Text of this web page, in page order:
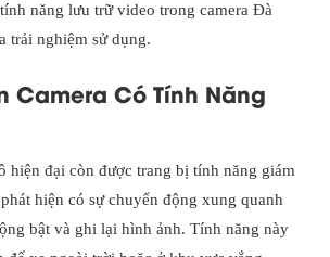
năng lưu trữ video trong camera Đà
trải nghiệm sử dụng.
Camera Có Tính Năng
hiện đại còn được trang bị tính năng giám
hiện có sự chuyển động xung quanh
bật và ghi lại hình ảnh. Tính năng này